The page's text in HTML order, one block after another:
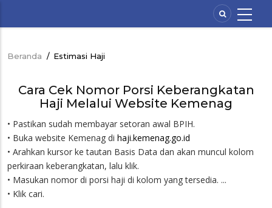
Breadcrumb
Beranda / Estimasi Haji
Cara Cek Nomor Porsi Keberangkatan
Haji Melalui Website Kemenag
• Pastikan sudah membayar setoran awal BPIH.
• Buka website Kemenag di haji.kemenag.go.id
• Arahkan kursor ke tautan Basis Data dan akan muncul kolom
perkiraan keberangkatan, lalu klik.
• Masukan nomor di porsi haji di kolom yang tersedia. ...
• Klik cari.